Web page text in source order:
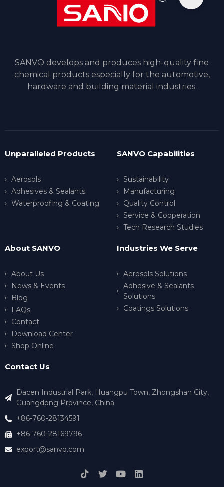
SANVO develops and produces high-quality fine
chemical products especially for the automotive,
hardware and building material industries.
Unparalleled Products
Aerosols
Adhesives & Sealants
Waterproofing & Coating
SANVO Capabilities
Sustainability
Manufacturing
Quality Control
Service & Cooperation
Tech Research Studies
About SANVO
About Us
News & Events
Blog
FAQs
Contact
Download Center
Shop Online
Industries We Serve
Aerosols Solutions
Adhesive & Sealants
Solutions
Coatings Solutions
Contact Us
Dacen Industrial Park, Huangpu Town, Zhongshan City,
Guangdong Province, China
+86-760-28134591
+86-760-28169796
export@sanvo.com